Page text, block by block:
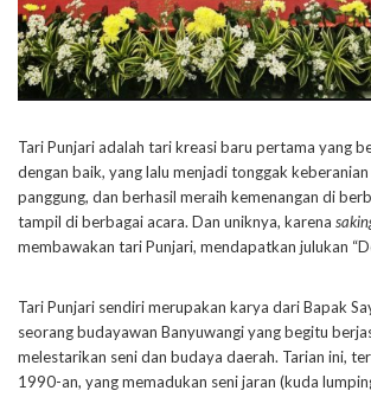
Tari Punjari adalah tari kreasi baru pertama yang
dengan baik, yang lalu menjadi tonggak
panggung, dan berhasil meraih kemenangan di
tampil di berbagai acara. Dan uniknya, karena
membawakan tari Punjari, mendapatkan julukan
Tari Punjari sendiri merupakan karya dari Bapak
seorang budayawan Banyuwangi yang begitu
melestarikan seni dan budaya daerah. Tarian ini,
1990-an, yang memadukan seni jaran (kuda